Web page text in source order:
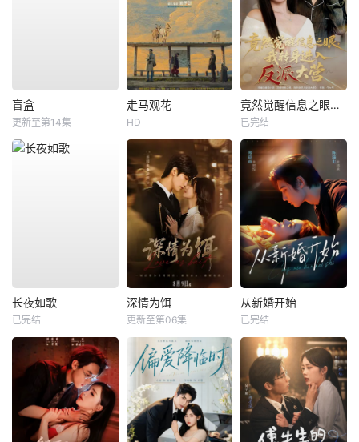
盲盒
更新至第14集
走马观花
HD
竟然觉醒信息之眼，我转身进入反派大营
已完结
长夜如歌
已完结
深情为饵
更新至第06集
从新婚开始
已完结